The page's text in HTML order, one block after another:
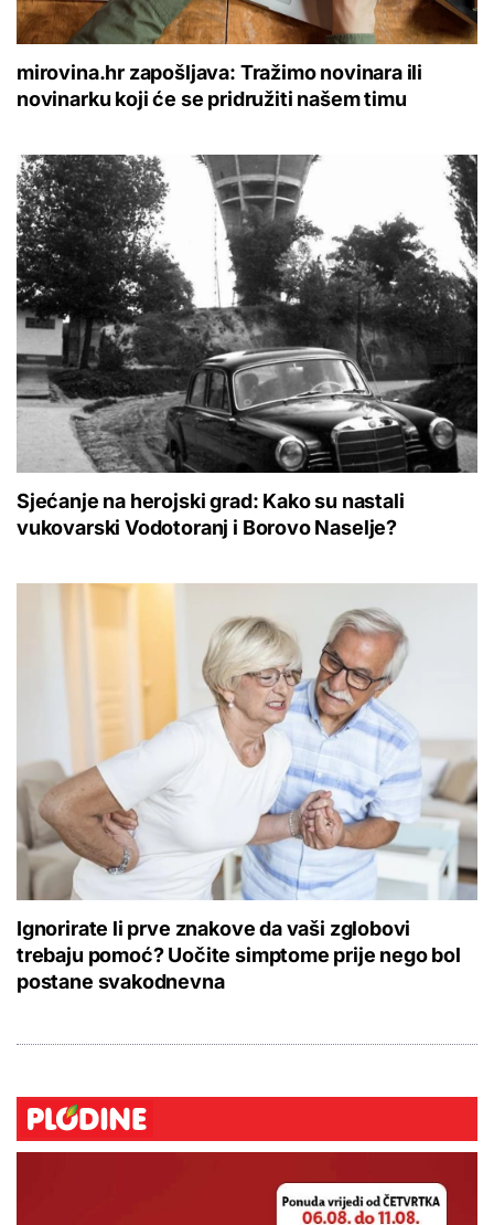
mirovina.hr zapošljava: Tražimo novinara ili
novinarku koji će se pridružiti našem timu
Sjećanje na herojski grad: Kako su nastali
vukovarski Vodotoranj i Borovo Naselje?
Ignorirate li prve znakove da vaši zglobovi
trebaju pomoć? Uočite simptome prije nego bol
postane svakodnevna